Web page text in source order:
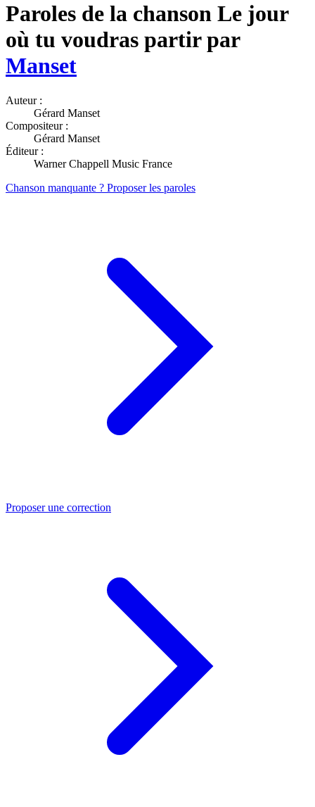
Paroles de la chanson Le jour
où tu voudras partir par
Manset
Auteur :
Gérard Manset
Compositeur :
Gérard Manset
Éditeur :
Warner Chappell Music France
Chanson manquante ? Proposer les paroles
Proposer une correction